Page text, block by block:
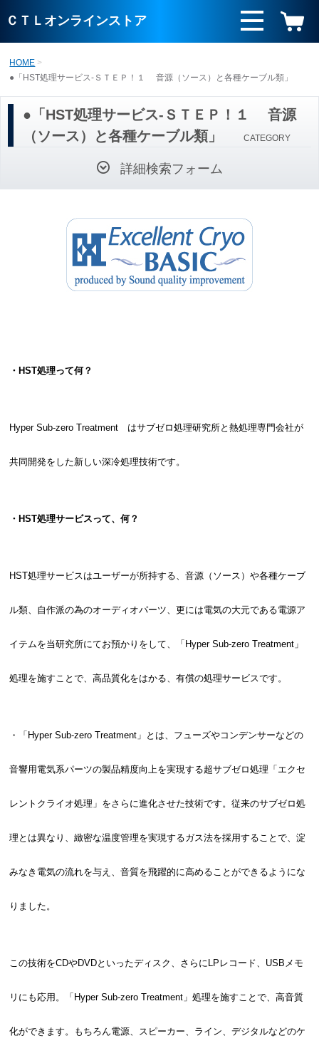
ＣＴＬオンラインストア
HOME
●「HST処理サービス-ＳＴＥＰ！１ 音源（ソース）と各種ケーブル類」
●「HST処理サービス-ＳＴＥＰ！１ 音源
（ソース）と各種ケーブル類」
CATEGORY
詳細検索フォーム
・HST処理って何？
Hyper Sub-zero Treatment はサブゼロ処理研究所と熱処理専門会社が
共同開発をした新しい深冷処理技術です。
・HST処理サービスって、何？
HST処理サービスはユーザーが所持する、音源（ソース）や各種ケーブ
ル類、自作派の為のオーディオパーツ、更には電気の大元である電源ア
イテムを当研究所にてお預かりをして、「Hyper Sub-zero Treatment」
処理を施すことで、高品質化をはかる、有償の処理サービスです。
・「Hyper Sub-zero Treatment」とは、フューズやコンデンサーなどの
音響用電気系パーツの製品精度向上を実現する超サブゼロ処理「エクセ
レントクライオ処理」をさらに進化させた技術です。従来のサブゼロ処
理とは異なり、緻密な温度管理を実現するガス法を採用することで、淀
みなき電気の流れを与え、音質を飛躍的に高めることができるようにな
りました。
この技術をCDやDVDといったディスク、さらにLPレコード、USBメモ
リにも応用。「Hyper Sub-zero Treatment」処理を施すことで、高音質
化ができます。もちろん電源、スピーカー、ライン、デジタルなどのケ